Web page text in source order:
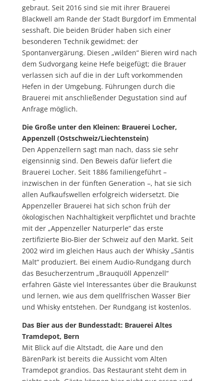
gebraut. Seit 2016 sind sie mit ihrer Brauerei
Blackwell am Rande der Stadt Burgdorf im Emmental
sesshaft. Die beiden Brüder haben sich einer
besonderen Technik gewidmet: der
Spontanvergärung. Diesen „wilden“ Bieren wird nach
dem Sudvorgang keine Hefe beigefügt; die Brauer
verlassen sich auf die in der Luft vorkommenden
Hefen in der Umgebung. Führungen durch die
Brauerei mit anschließender Degustation sind auf
Anfrage möglich.
Die Große unter den Kleinen: Brauerei Locher,
Appenzell (Ostschweiz/Liechtenstein)
Den Appenzellern sagt man nach, dass sie sehr
eigensinnig sind. Den Beweis dafür liefert die
Brauerei Locher. Seit 1886 familiengeführt –
inzwischen in der fünften Generation –, hat sie sich
allen Aufkaufswellen erfolgreich widersetzt. Die
Appenzeller Brauerei hat sich schon früh der
ökologischen Nachhaltigkeit verpflichtet und brachte
mit der „Appenzeller Naturperle“ das erste
zertifizierte Bio-Bier der Schweiz auf den Markt. Seit
2002 wird im gleichen Haus auch der Whisky „Säntis
Malt“ produziert. Bei einem Audio-Rundgang durch
das Besucherzentrum „Brauquöll Appenzell“
erfahren Gäste viel Interessantes über die Braukunst
und lernen, wie aus dem quellfrischen Wasser Bier
und Whisky entstehen. Der Rundgang ist kostenlos.
Das Bier aus der Bundesstadt: Brauerei Altes
Tramdepot, Bern
Mit Blick auf die Altstadt, die Aare und den
BärenPark ist bereits die Aussicht vom Alten
Tramdepot grandios. Das Restaurant steht dem in